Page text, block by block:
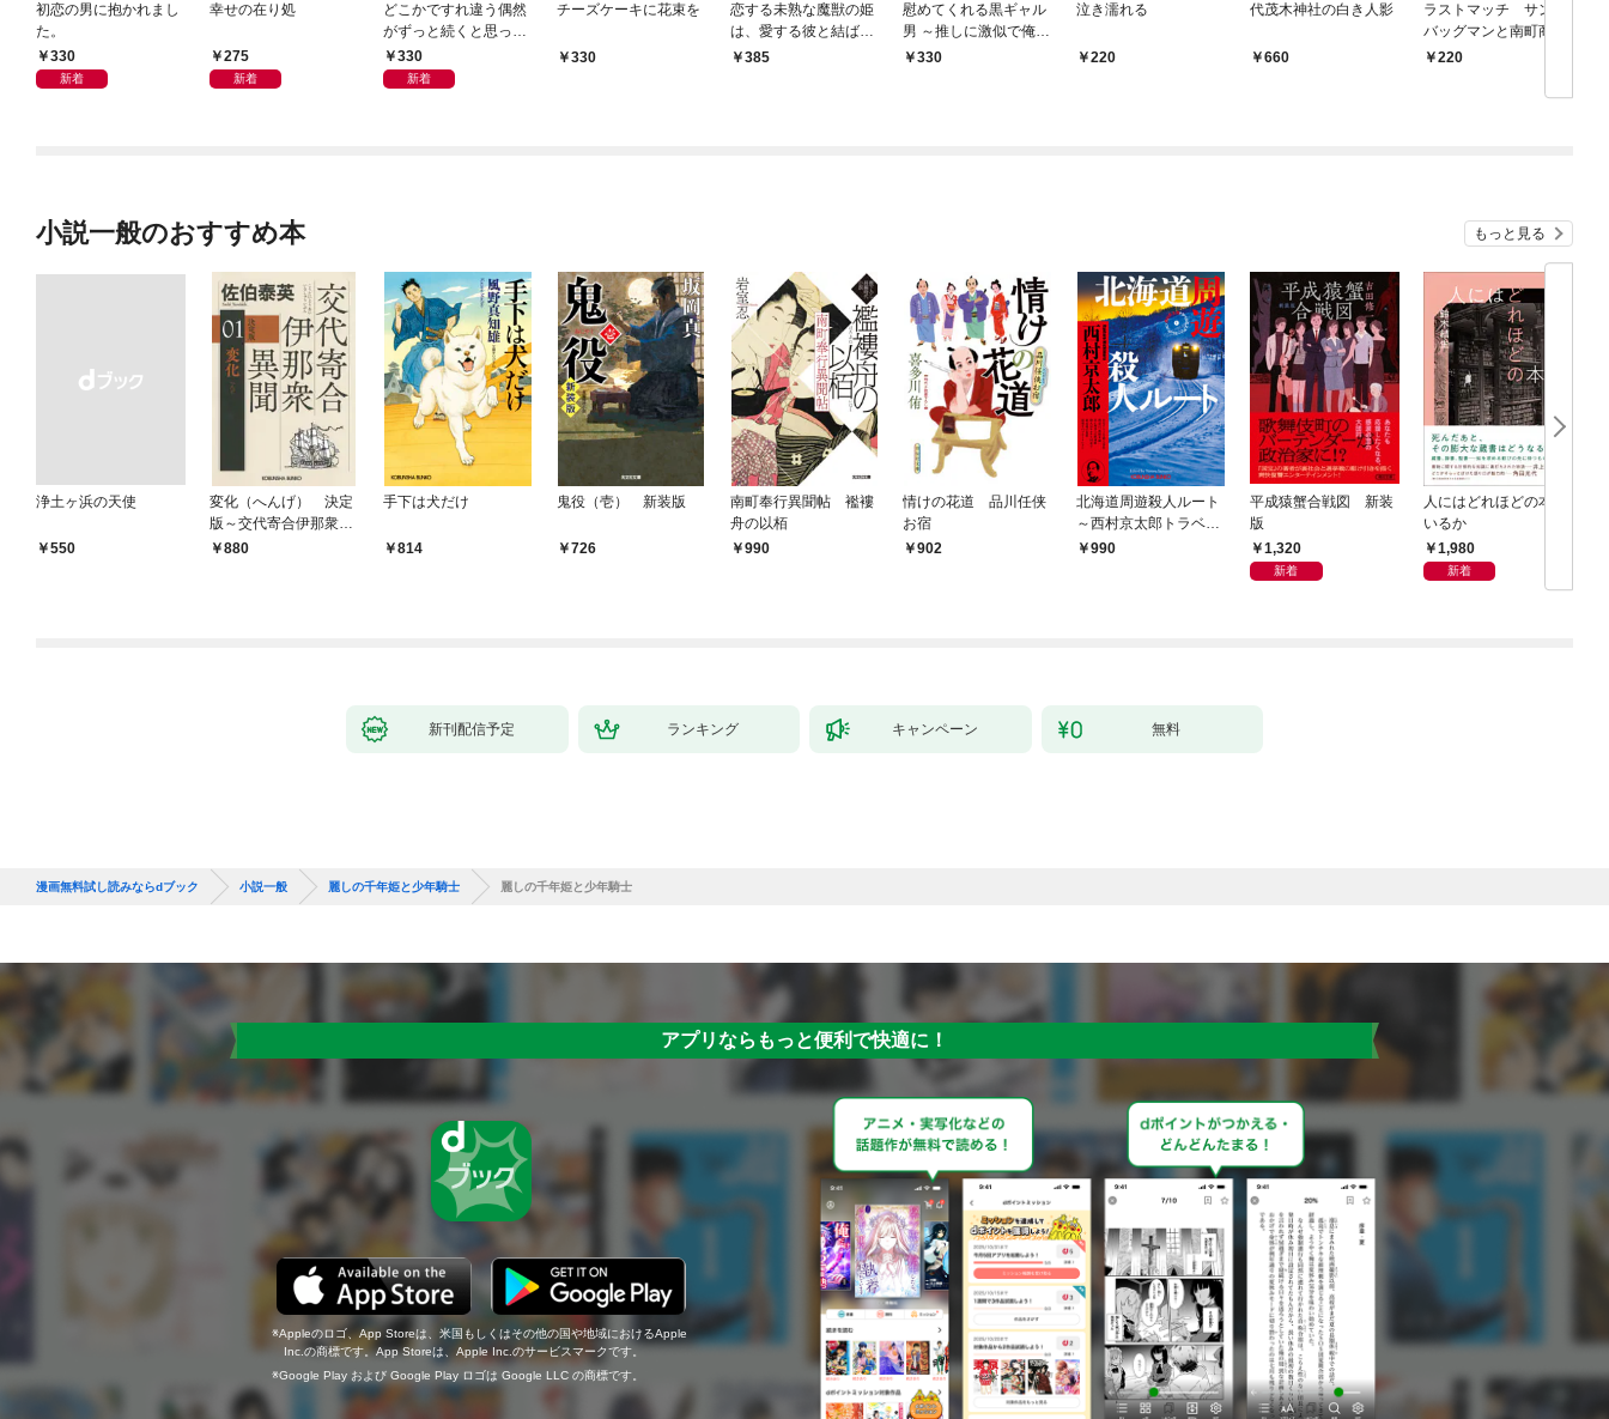
初恋の男に抱かれまし
た。
330
新着
幸せの在り処
275
新着
どこかですれ違う偶然
がずっと続くと思って
いた330
新着
チーズケーキに花束を
330
恋する未熟な魔獣の姫
は、愛する彼と結ばれ
たい！
385
慰めてくれる黒ギャル
男 ～推しに激似で俺の
嫁～330
泣き濡れる
220
代茂木神社の白き人影
660
ラストマッチ サンド
バッグマンと南町商店
街220
小説一般のおすすめ本 もっと見る
浄土ヶ浜の天使
￥550
変化（へんげ） 決定
版～交代寄合伊那衆異
聞（1）～
880
手下は犬だけ
814
鬼役（壱） 新装版
726
南町奉行異聞帖 襤褸
舟の以栢
990
情けの花道 品川任侠
お宿
902
北海道周遊殺人ルート
～西村京太郎トラベル
ミステリー・セレクシ
990
平成猿蟹合戦図 新装
版
1,320
新着
人にはどれほどの本が
いるか
1,980
新着
新刊配信予定 ランキング キャンペーン 無料
漫画無料試し読みならdブック 小説一般 麗しの千年姫と少年騎士 麗しの千年姫と少年騎士
アプリならもっと便利で快適に！
Appleのロゴ、App Storeは、米国もしくはその他の国や地域におけるApple
Inc.の商標です。App Storeは、Apple Inc.のサービスマークです。
Google Play および Google Play ロゴは Google LLC の商標です。